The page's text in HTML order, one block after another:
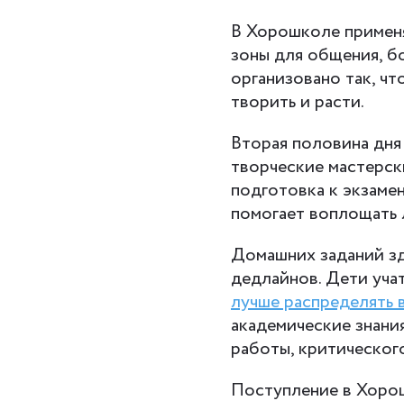
В Хорошколе
зоны для общения,
организовано так,
творить и расти.
Вторая половина
творческие
подготовка к
помогает
Домашних заданий
дедлайнов. Дети
лучше распределять
академические
работы,
Поступление в